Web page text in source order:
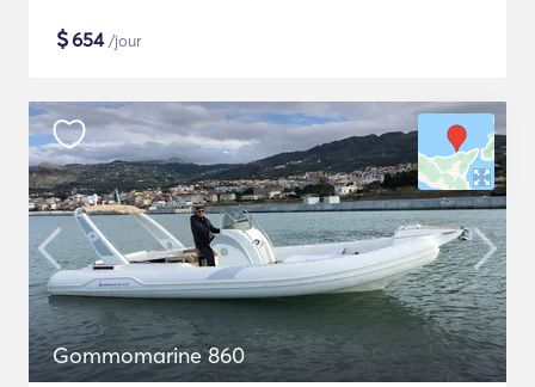
$654/jour
Gommomarine 860